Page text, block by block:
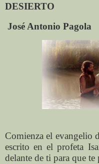
DESIERTO
José Antonio Pagola
Comienza el evangelio
escrito en el profeta
delante de ti para que